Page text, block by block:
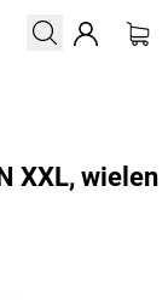
XXL, wielen